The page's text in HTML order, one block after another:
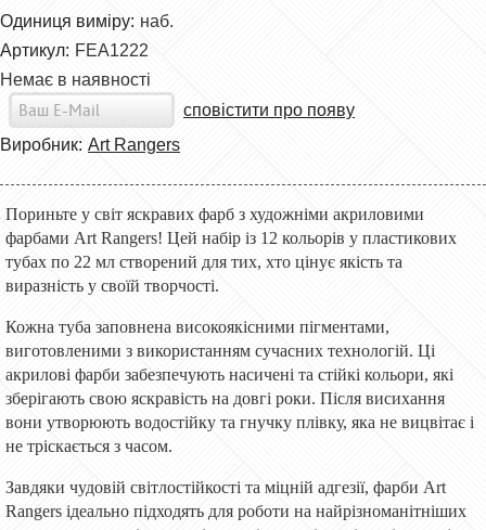
Одиниця виміру: наб.
Артикул: FEA1222
Немає в наявності
сповістити про появу
Виробник: Art Rangers
Пориньте у світ яскравих фарб з художніми акриловими
фарбами Art Rangers! Цей набір із 12 кольорів у пластикових
тубах по 22 мл створений для тих, хто цінує якість та
виразність у своїй творчості.
Кожна туба заповнена високоякісними пігментами,
виготовленими з використанням сучасних технологій. Ці
акрилові фарби забезпечують насичені та стійкі кольори, які
зберігають свою яскравість на довгі роки. Після висихання
вони утворюють водостійку та гнучку плівку, яка не вицвітає і
не тріскається з часом.
Завдяки чудовій світлостійкості та міцній адгезії, фарби Art
Rangers ідеально підходять для роботи на найрізноманітніших